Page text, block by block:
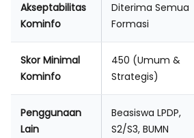
Akseptabilitas
Kominfo
Diterima Semua
Formasi
Skor Minimal
Kominfo
450 (Umum &
Strategis)
Penggunaan
Lain
Beasiswa LPDP,
S2/S3, BUMN